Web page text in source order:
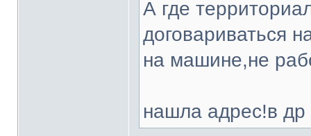
А где
договариваться
на машине,не
нашла адрес!в др